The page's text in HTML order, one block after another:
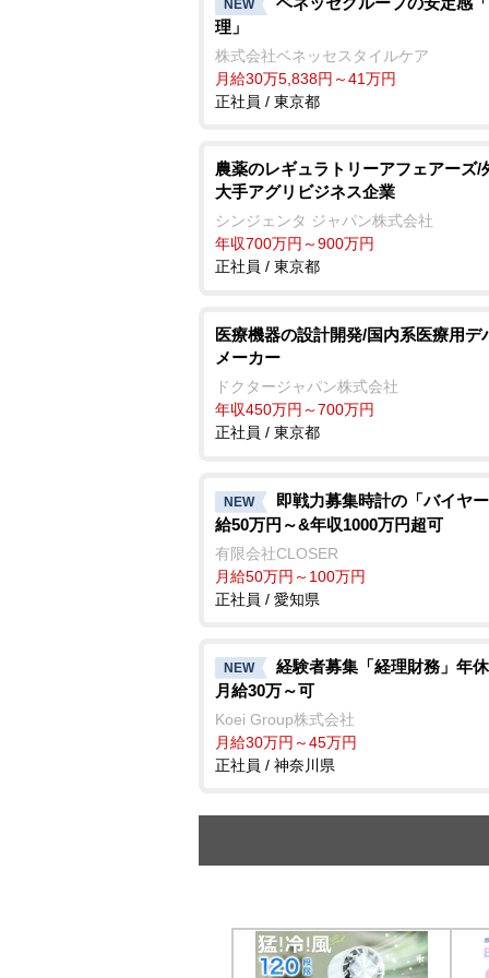
NEW
理」
株式会社ベネッセスタイルケア
月給30万5,838円～41万円
正社員 / 東京都
農薬のレギュラトリーアフェアーズ/
大手アグリビジネス企業
シンジェンタ ジャパン株式会社
年収700万円～900万円
正社員 / 東京都
医療機器の設計開発/国内系医療用デ
メーカー
ドクタージャパン株式会社
年収450万円～700万円
正社員 / 東京都
NEW
即戦力募集時計の「バイヤ
給50万円～&年収1000万円超可
有限会社CLOSER
月給50万円～100万円
正社員 / 愛知県
NEW
経験者募集「経理財務」年
月給30万～可
Koei Group株式会社
月給30万円～45万円
正社員 / 神奈川県